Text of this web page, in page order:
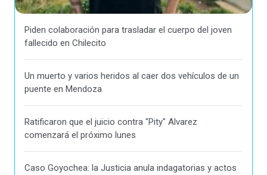
Piden colaboración para trasladar el cuerpo del joven
fallecido en Chilecito
Un muerto y varios heridos al caer dos vehículos de un
puente en Mendoza
Ratificaron que el juicio contra "Pity" Alvarez
comenzará el próximo lunes
Caso Goyochea: la Justicia anula indagatorias y actos